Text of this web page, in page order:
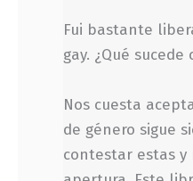
Fui bastante
gay. ¿Qué
Nos cuesta
de género sigue
contestar estas y